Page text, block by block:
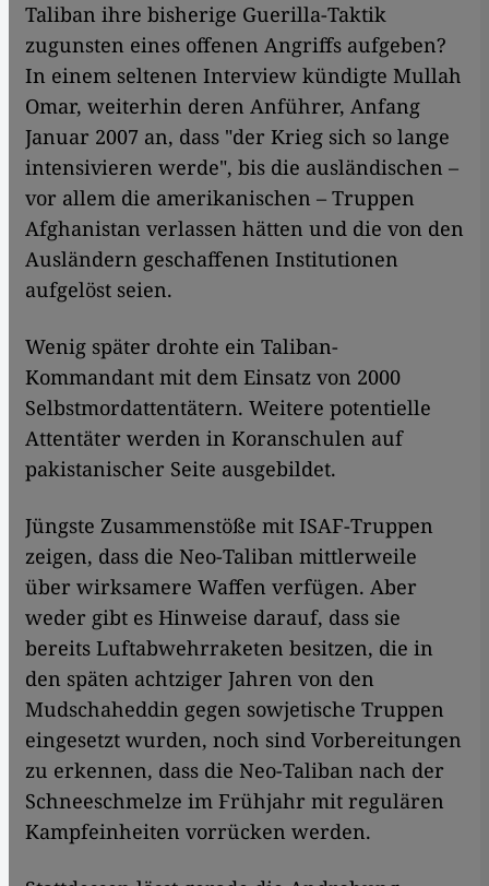
Taliban ihre bisherige Guerilla-Taktik
zugunsten eines offenen Angriffs aufgeben?
In einem seltenen Interview kündigte Mullah
Omar, weiterhin deren Anführer, Anfang
Januar 2007 an, dass "der Krieg sich so lange
intensivieren werde", bis die ausländischen –
vor allem die amerikanischen – Truppen
Afghanistan verlassen hätten und die von den
Ausländern geschaffenen Institutionen
aufgelöst seien.
Wenig später drohte ein Taliban-
Kommandant mit dem Einsatz von 2000
Selbstmordattentätern. Weitere potentielle
Attentäter werden in Koranschulen auf
pakistanischer Seite ausgebildet.
Jüngste Zusammenstöße mit ISAF-Truppen
zeigen, dass die Neo-Taliban mittlerweile
über wirksamere Waffen verfügen. Aber
weder gibt es Hinweise darauf, dass sie
bereits Luftabwehrraketen besitzen, die in
den späten achtziger Jahren von den
Mudschaheddin gegen sowjetische Truppen
eingesetzt wurden, noch sind Vorbereitungen
zu erkennen, dass die Neo-Taliban nach der
Schneeschmelze im Frühjahr mit regulären
Kampfeinheiten vorrücken werden.